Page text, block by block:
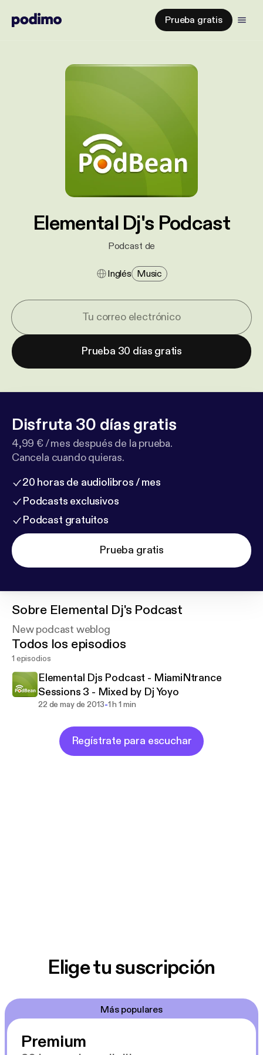
Prueba gratis
Elemental Dj's Podcast
Podcast de
Inglés Music
Prueba 30 días gratis
Disfruta 30 días gratis
4,99 € / mes después de la prueba.
Cancela cuando quieras.
20 horas de audiolibros / mes
Podcasts exclusivos
Podcast gratuitos
Prueba gratis
Sobre Elemental Dj's Podcast
New podcast weblog
Todos los episodios
1 episodios
Elemental Djs Podcast - MiamiNtrance
Sessions 3 - Mixed by Dj Yoyo
22 de may de 2013-1 h 1 min
Regístrate para escuchar
Elige tu suscripción
Más populares
Premium